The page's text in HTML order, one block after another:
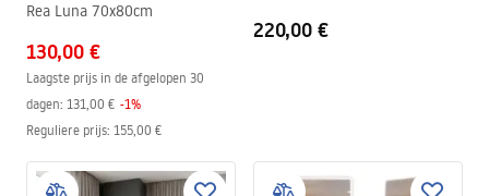
Rea Luna 70x80cm
130,00 €
Laagste prijs in de afgelopen 30
dagen: 131,00 € -1%
Reguliere prijs: 155,00 €
220,00 €